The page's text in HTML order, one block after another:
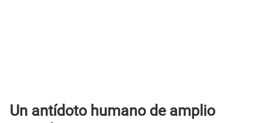
Un antídoto humano de amplio